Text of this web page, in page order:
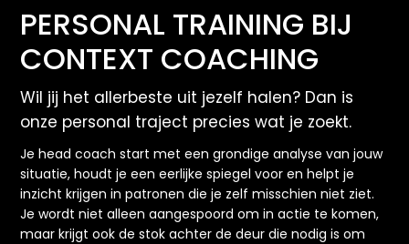
PERSONAL TRAINING BIJ
CONTEXT COACHING
Wil jij het allerbeste uit jezelf halen? Dan is
onze personal traject precies wat je zoekt.
Je head coach start met een grondige analyse van jouw
situatie, houdt je een eerlijke spiegel voor en helpt je
inzicht krijgen in patronen die je zelf misschien niet ziet.
Je wordt niet alleen aangespoord om in actie te komen,
maar krijgt ook de stok achter de deur die nodig is om